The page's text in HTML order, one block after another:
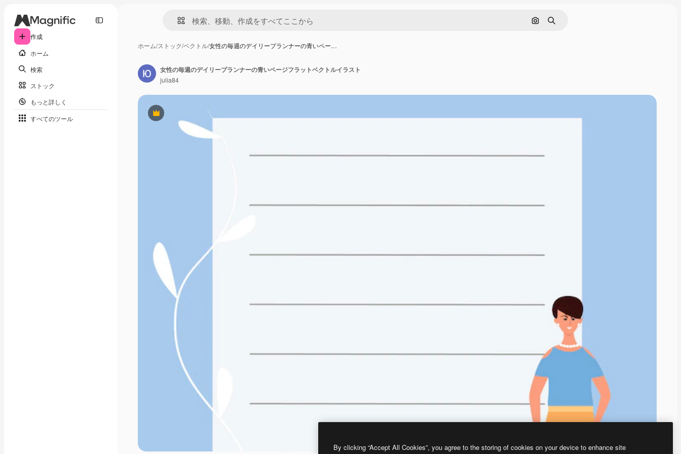
作成
ホーム
検索
ストック
もっと詳しく
すべてのツール
画像で検索
検索
ホーム/ストック/ベクトル/女性の毎週のデイリープランナーの青いペー…
Premium
女性の毎週のデイリープランナーの青いページフラットベクトルイラスト
julia84
By clicking “Accept All Cookies”, you agree to the storing of cookies on your device to enhance site